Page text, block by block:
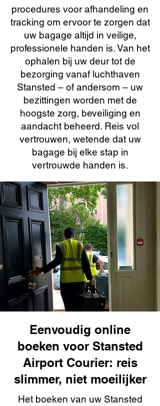
procedures voor afhandeling en
tracking om ervoor te zorgen dat
uw bagage altijd in veilige,
professionele handen is. Van het
ophalen bij uw deur tot de
bezorging vanaf luchthaven
Stansted – of andersom – uw
bezittingen worden met de
hoogste zorg, beveiliging en
aandacht beheerd. Reis vol
vertrouwen, wetende dat uw
bagage bij elke stap in
vertrouwde handen is.
Eenvoudig online
boeken voor Stansted
Airport Courier: reis
slimmer, niet moeilijker
Het boeken van uw Stansted